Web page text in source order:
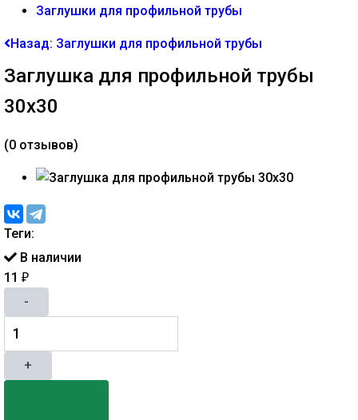
Заглушки для профильной трубы
Назад: Заглушки для профильной трубы
Заглушка для профильной трубы
30х30
(0 отзывов)
Теги:
В наличии
11 ₽
-
+